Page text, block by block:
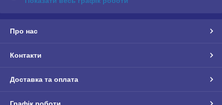
Про нас
Контакти
Доставка та оплата